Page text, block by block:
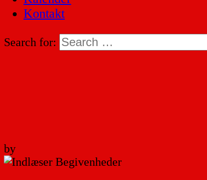
Kontakt
Search for:
by